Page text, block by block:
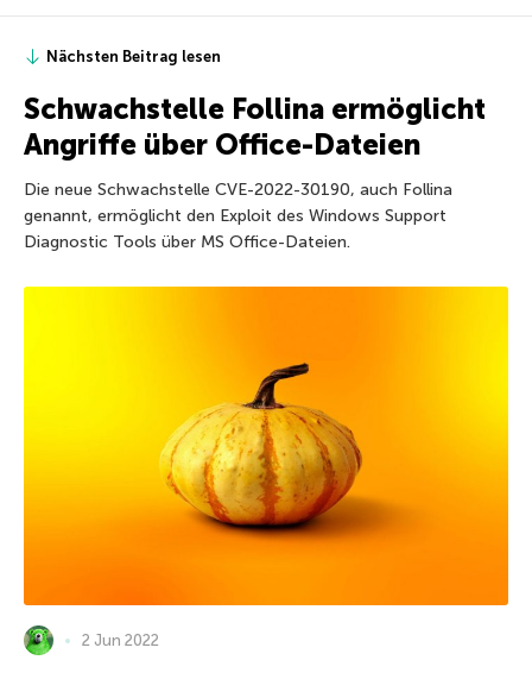
Nächsten Beitrag lesen
Schwachstelle Follina ermöglicht
Angriffe über Office-Dateien
Die neue Schwachstelle CVE-2022-30190, auch Follina
genannt, ermöglicht den Exploit des Windows Support
Diagnostic Tools über MS Office-Dateien.
2 Jun 2022